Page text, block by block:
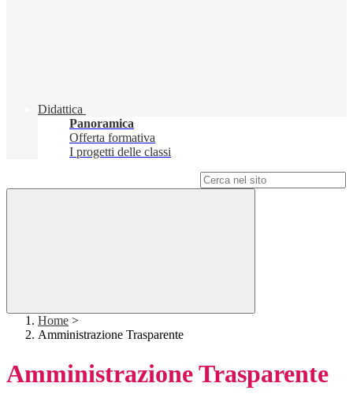
Didattica
Panoramica
Offerta formativa
I progetti delle classi
Home >
Amministrazione Trasparente
Amministrazione Trasparente